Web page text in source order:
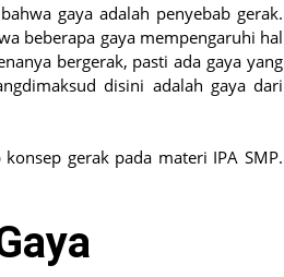
gaya adalah penyebab gerak.
beberapa gaya mempengaruhi hal
bergerak, pasti ada gaya yang
disini adalah gaya dari
gerak pada materi IPA SMP.